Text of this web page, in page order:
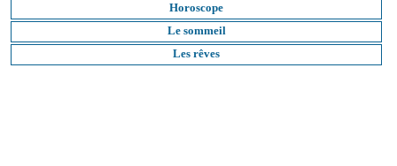
Horoscope
Le sommeil
Les rêves